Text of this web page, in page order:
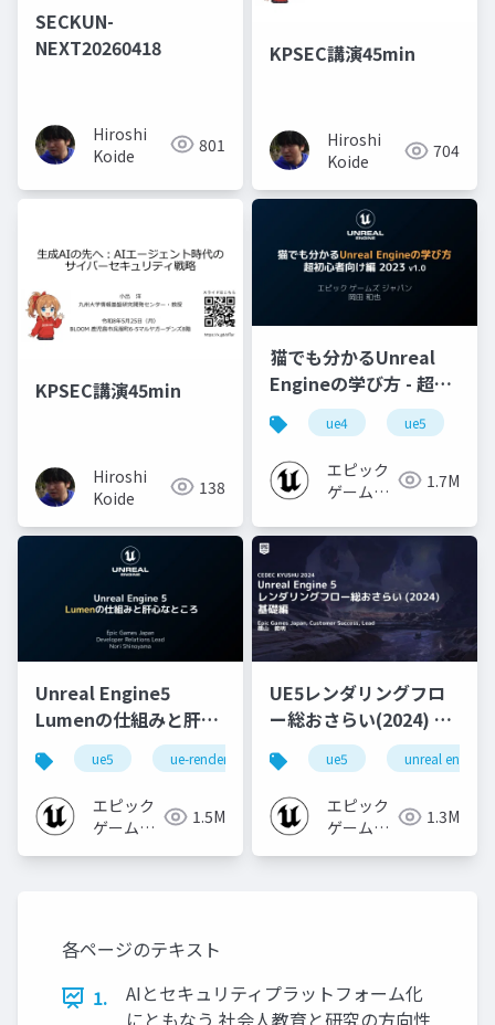
SECKUN-
NEXT20260418
Hiroshi
Koide
801
KPSEC講演45min
Hiroshi
Koide
704
KPSEC講演45min
Hiroshi
Koide
138
猫でも分かるUnreal
Engineの学び方 - 超初
心者向け編 - 2023 v1.0
ue4 ue5
エピック
ゲームズ
1.7M
Unreal Engine5
Lumenの仕組みと肝心
なところ
ue5 ue-rendering ue-lumen
エピック
ゲームズ
1.5M
UE5レンダリングフロ
ー総おさらい(2024) 基
礎編！
[CEDEC+KYUSHU
2024]
ue5 unreal engine
エピック
ゲームズ
1.3M
各ページのテキスト
1.
AIとセキュリティプラットフォーム化